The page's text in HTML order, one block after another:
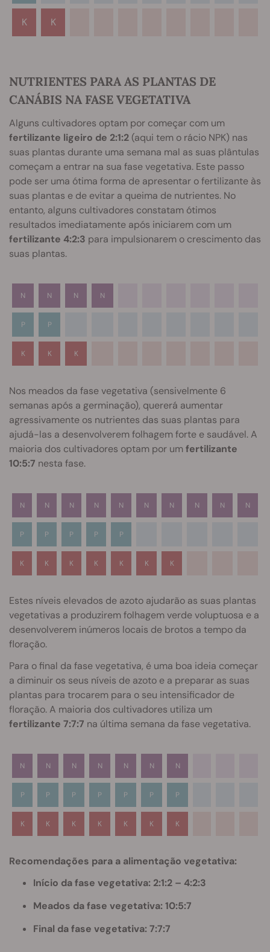
K K
NUTRIENTES PARA AS PLANTAS DE
CANÁBIS NA FASE VEGETATIVA
Alguns cultivadores optam por começar com um
fertilizante ligeiro de 2:1:2 (aqui tem o rácio NPK) nas
suas plantas durante uma semana mal as suas plântulas
começam a entrar na sua fase vegetativa. Este passo
pode ser uma ótima forma de apresentar o fertilizante às
suas plantas e de evitar a queima de nutrientes. No
entanto, alguns cultivadores constatam ótimos
resultados imediatamente após iniciarem com um
fertilizante 4:2:3 para impulsionarem o crescimento das
suas plantas.
N N N N
P P
K K K
Nos meados da fase vegetativa (sensivelmente 6
semanas após a germinação), quererá aumentar
agressivamente os nutrientes das suas plantas para
ajudá-las a desenvolverem folhagem forte e saudável. A
maioria dos cultivadores optam por umfertilizante
10:5:7 nesta fase.
N N N N N N N N N N
P P P P P
K K K K K K K
Estes níveis elevados de azoto ajudarão as suas plantas
vegetativas a produzirem folhagem verde voluptuosa e a
desenvolverem inúmeros locais de brotos a tempo da
floração.
Para o final da fase vegetativa, é uma boa ideia começar
a diminuir os seus níveis de azoto e a preparar as suas
plantas para trocarem para o seu intensificador de
floração. A maioria dos cultivadores utiliza um
fertilizante 7:7:7 na última semana da fase vegetativa.
N N N N N N N
P P P P P P P
K K K K K K K
Recomendações para a alimentação vegetativa:
Início da fase vegetativa: 2:1:2 – 4:2:3
Meados da fase vegetativa: 10:5:7
Final da fase vegetativa: 7:7:7